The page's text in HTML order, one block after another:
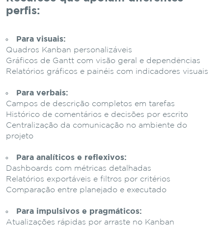
perfis:
Para visuais:
Quadros Kanban personalizáveis
Gráficos de Gantt com visão geral e dependências
Relatórios gráficos e painéis com indicadores visuais
Para verbais:
Campos de descrição completos em tarefas
Histórico de comentários e decisões por escrito
Centralização da comunicação no ambiente do
projeto
Para analíticos e reflexivos:
Dashboards com métricas detalhadas
Relatórios exportáveis e filtros por critérios
Comparação entre planejado e executado
Para impulsivos e pragmáticos:
Atualizações rápidas por arraste no Kanban